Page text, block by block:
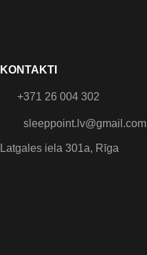
KONTAKTI
+371 26 004 302
sleeppoint.lv@gmail.com
Latgales iela 301a, Rīga